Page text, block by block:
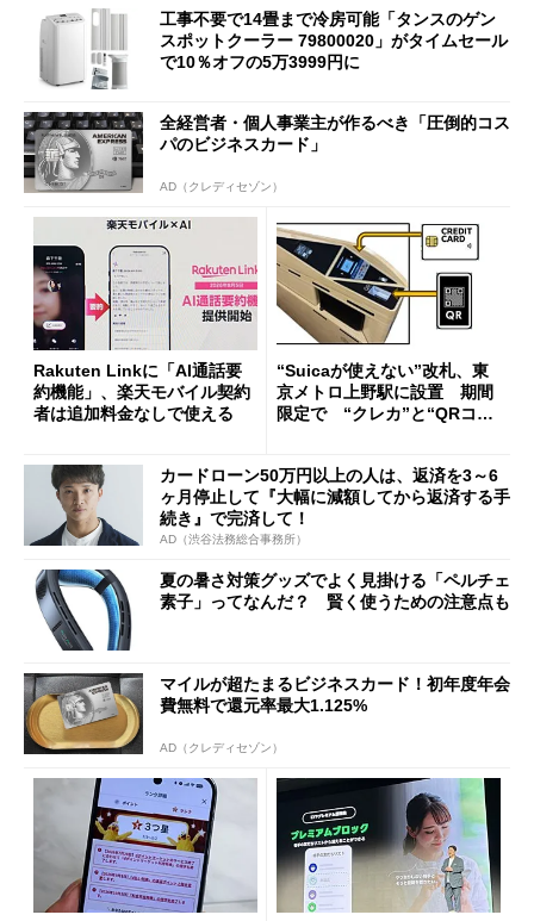
工事不要で14畳まで冷房可能「タンスのゲン
スポットクーラー 79800020」がタイムセール
で10％オフの5万3999円に
全経営者・個人事業主が作るべき「圧倒的コス
パのビジネスカード」
AD（クレディセゾン）
Rakuten Linkに「AI通話要
約機能」、楽天モバイル契約
者は追加料金なしで使える
“Suicaが使えない”改札、東
京メトロ上野駅に設置 期間
限定で “クレカ”と“QRコー
カードローン50万円以上の人は、返済を3～6
ヶ月停止して『大幅に減額してから返済する手
続き』で完済して！
AD（渋谷法務総合事務所）
夏の暑さ対策グッズでよく見掛ける「ペルチェ
素子」ってなんだ？ 賢く使うための注意点も
マイルが超たまるビジネスカード！初年度年会
費無料で還元率最大1.125%
AD（クレディセゾン）